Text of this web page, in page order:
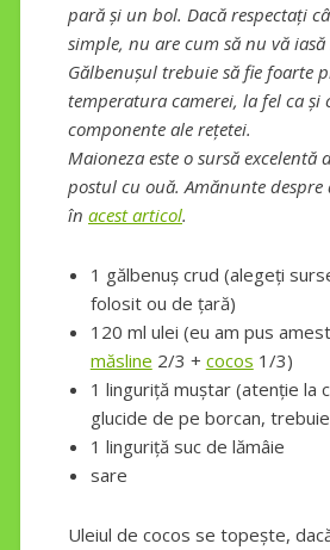
pară și un bol. Dacă respectați
simple, nu are cum să nu vă iasă
Gălbenușul trebuie să fie foarte
temperatura camerei, la fel ca și
componente ale rețetei.
Maioneza este o sursă excelentă
postul cu ouă. Amănunte despre
în acest articol.
1 gălbenuș crud (alegeți
folosit ou de țară)
120 ml ulei (eu am pus
măsline 2/3 + cocos 1/3)
1 linguriță muștar (atenție la
glucide de pe borcan,
1 linguriță suc de lămâie
sare
Uleiul de cocos se topește,